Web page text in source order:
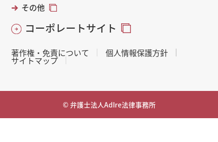
その他
コーポレートサイト
著作権・免責について 個人情報保護方針
サイトマップ
© 弁護士法人AdIre法律事務所